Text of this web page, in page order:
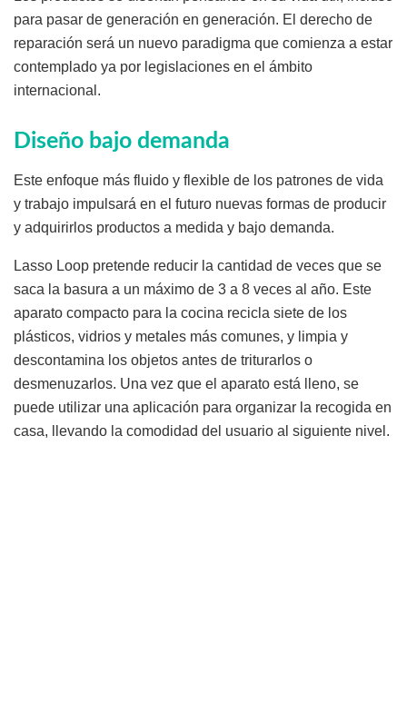
para pasar de generación en generación. El derecho de
reparación será un nuevo paradigma que comienza a estar
contemplado ya por legislaciones en el ámbito
internacional.
Diseño bajo demanda
Este enfoque más fluido y flexible de los patrones de vida
y trabajo impulsará en el futuro nuevas formas de producir
y adquirirlos productos a medida y bajo demanda.
Lasso Loop pretende reducir la cantidad de veces que se
saca la basura a un máximo de 3 a 8 veces al año. Este
aparato compacto para la cocina recicla siete de los
plásticos, vidrios y metales más comunes, y limpia y
descontamina los objetos antes de triturarlos o
desmenuzarlos. Una vez que el aparato está lleno, se
puede utilizar una aplicación para organizar la recogida en
casa, llevando la comodidad del usuario al siguiente nivel.